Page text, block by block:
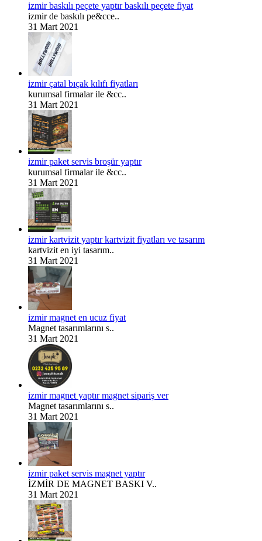
izmir baskılı peçete yaptır baskılı peçete fiyat
izmir de baskılı pe&cce..
31 Mart 2021
izmir çatal bıçak kılıfı fiyatları
kurumsal firmalar ile &cc..
31 Mart 2021
izmir paket servis broşür yaptır
kurumsal firmalar ile &cc..
31 Mart 2021
izmir kartvizit yaptır kartvizit fiyatları ve tasarım
kartvizit en iyi tasarım..
31 Mart 2021
izmir magnet en ucuz fiyat
Magnet tasarımlarını s..
31 Mart 2021
izmir magnet yaptır magnet sipariş ver
Magnet tasarımlarını s..
31 Mart 2021
izmir paket servis magnet yaptır
İZMİR DE MAGNET BASKI V..
31 Mart 2021